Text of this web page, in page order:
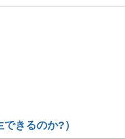
きるのか?）